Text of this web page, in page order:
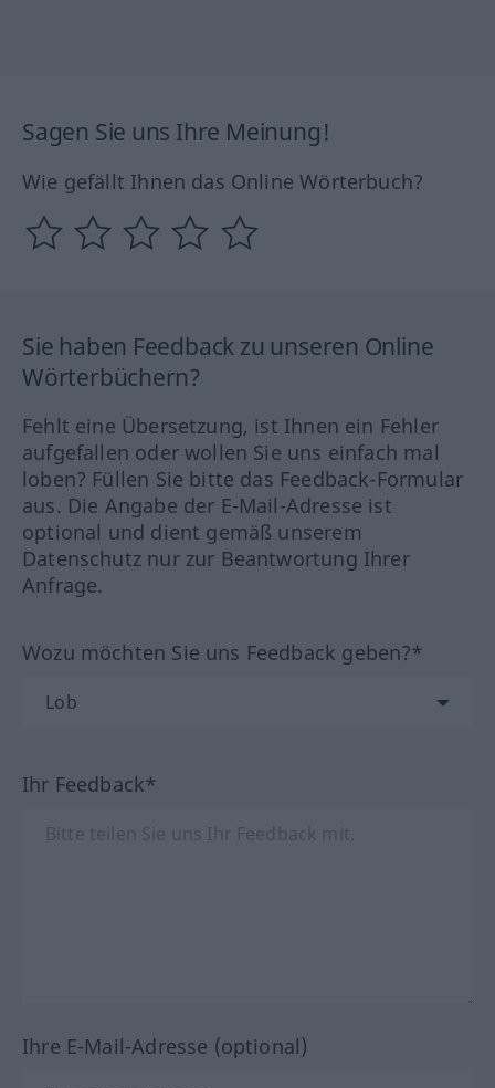
Sagen Sie uns Ihre Meinung!
Wie gefällt Ihnen das Online Wörterbuch?
Sie haben Feedback zu unseren Online
Wörterbüchern?
Fehlt eine Übersetzung, ist Ihnen ein Fehler
aufgefallen oder wollen Sie uns einfach mal
loben? Füllen Sie bitte das Feedback-Formular
aus. Die Angabe der E-Mail-Adresse ist
optional und dient gemäß unserem
Datenschutz nur zur Beantwortung Ihrer
Anfrage.
Wozu möchten Sie uns Feedback geben?*
Ihr Feedback*
Ihre E-Mail-Adresse (optional)